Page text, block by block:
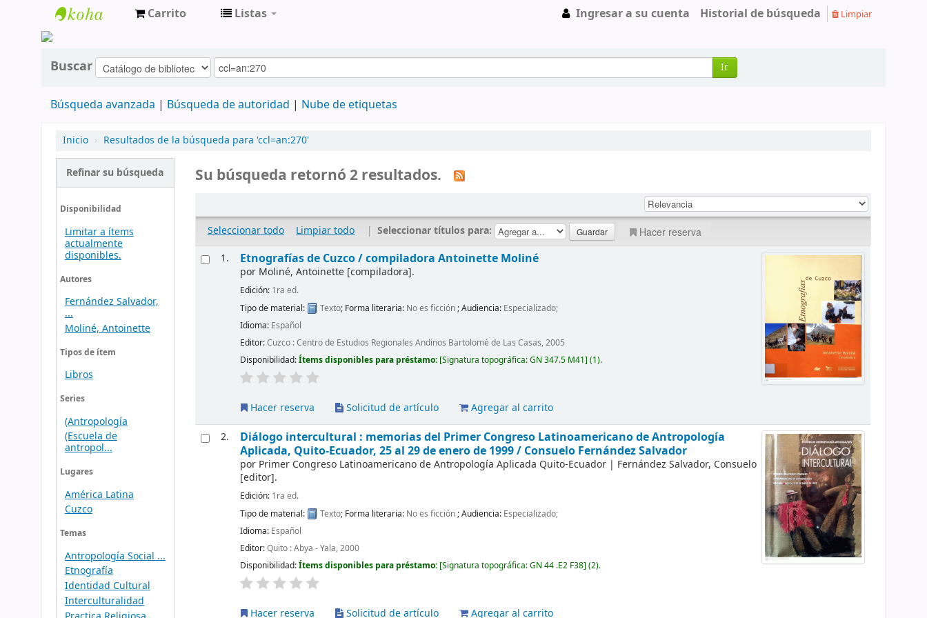
Carrito Listas Ingresar a su cuenta Historial de búsqueda Limpiar
Buscar Ir
Búsqueda avanzada Búsqueda de autoridad Nube de etiquetas
Inicio › Resultados de la búsqueda para 'ccl=an:270'
Refinar su búsqueda
Disponibilidad
Limitar a ítems
actualmente
disponibles.
Autores
Fernández Salvador,
...
Moliné, Antoinette
Tipos de ítem
Libros
Series
(Antropología
(Escuela de
antropol...
Lugares
América Latina
Cuzco
Temas
Antropología Social ...
Etnografía
Identidad Cultural
Interculturalidad
Su búsqueda retornó 2 resultados.
Seleccionar todo Limpiar todo | Seleccionar títulos para: Hacer reserva
1. Etnografías de Cuzco /compiladora Antoinette Moliné
por Moliné, Antoinette [compiladora].
Edición: 1ra ed.
Tipo de material:
Texto; Forma literaria: No es ficción ; Audiencia: Especializado;
Idioma: Español
Editor:Cuzco : Centro de Estudios Regionales Andinos Bartolomé de Las Casas, 2005
Disponibilidad:Ítems disponibles para préstamo: Signatura topográfica:GN 347.5 M41 (1).
Hacer reserva Solicitud de artículo
Agregar al carrito
2.
Diálogo intercultural : memorias del Primer Congreso Latinoamericano de Antropología
Aplicada, Quito-Ecuador, 25 al 29 de enero de 1999 / Consuelo Fernández Salvador
por Primer Congreso Latinoamericano de Antropología Aplicada Quito-Ecuador | Fernández Salvador, Consuelo
[editor].
Edición: 1ra ed.
Tipo de material:
Texto; Forma literaria: No es ficción; Audiencia: Especializado;
Idioma: Español
Editor:Quito : Abya - Yala, 2000
Disponibilidad:Ítems disponibles para préstamo: Signatura topográfica:GN 44 .E2 F38 (2).
Hacer reserva Solicitud de artículo Agregar al carrito